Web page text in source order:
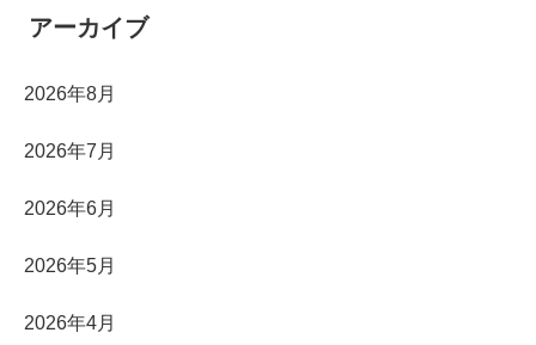
アーカイブ
2026年8月
2026年7月
2026年6月
2026年5月
2026年4月